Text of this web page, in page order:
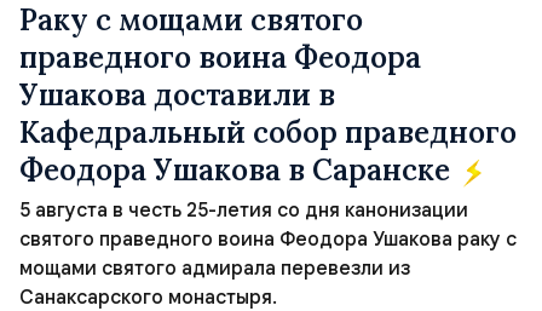
Раку с мощами святого
праведного воина Феодора
Ушакова доставили в
Кафедральный собор праведного
Феодора Ушакова в Саранске
5 августа в честь 25-летия со дня канонизации
святого праведного воина Феодора Ушакова раку с
мощами святого адмирала перевезли из
Санаксарского монастыря.